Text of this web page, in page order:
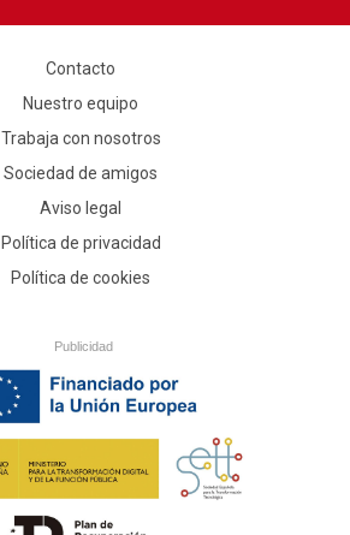
Contacto
Nuestro equipo
Trabaja con nosotros
Sociedad de amigos
Aviso legal
Política de privacidad
Política de cookies
Publicidad